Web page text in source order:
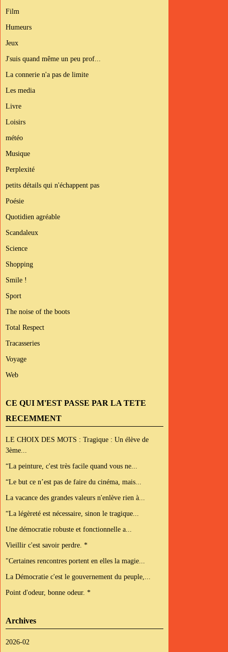
Film
Humeurs
Jeux
J'suis quand même un peu prof...
La connerie n'a pas de limite
Les media
Livre
Loisirs
météo
Musique
Perplexité
petits détails qui n'échappent pas
Poésie
Quotidien agréable
Scandaleux
Science
Shopping
Smile !
Sport
The noise of the boots
Total Respect
Tracasseries
Voyage
Web
CE QUI M'EST PASSE PAR LA TETE
RECEMMENT
LE CHOIX DES MOTS : Tragique : Un élève de
3ème...
“La peinture, c'est très facile quand vous ne...
“Le but ce n’est pas de faire du cinéma, mais...
La vacance des grandes valeurs n'enlève rien à...
“La légèreté est nécessaire, sinon le tragique...
Une démocratie robuste et fonctionnelle a...
Vieillir c'est savoir perdre. *
"Certaines rencontres portent en elles la magie...
La Démocratie c'est le gouvernement du peuple,...
Point d'odeur, bonne odeur. *
Archives
2026-02